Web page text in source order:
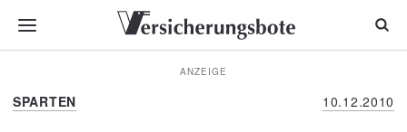
ANZEIGE
SPARTEN 10.12.2010